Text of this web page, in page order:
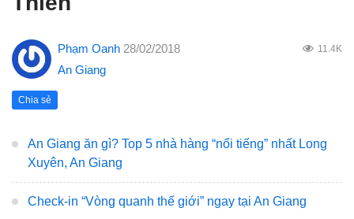
Phạm Oanh 28/02/2018 11.4K
An Giang
Chia sẻ
An Giang ăn gì? Top 5 nhà hàng “nổi tiếng” nhất Long
Xuyên, An Giang
Check-in “Vòng quanh thế giới” ngay tại An Giang